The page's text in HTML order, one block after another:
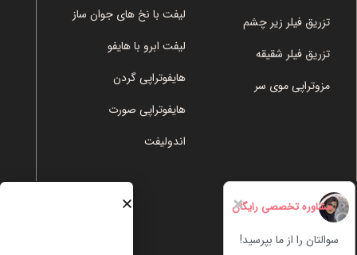
مشاوره تخصصی رایگان
سوالتان را از ما بپرسید!
تزریق فیلر زیر چشم
تزریق فیلر شقیقه
مزوتراپی موی سر
لیفت با نخ های جوان ساز
لیفت ابرو با هایفو
هایفوتراپی گردن
هایفوتراپی صورت
اندولیفت